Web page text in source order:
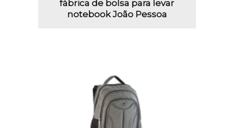
fábrica de bolsa para levar
notebook João Pessoa